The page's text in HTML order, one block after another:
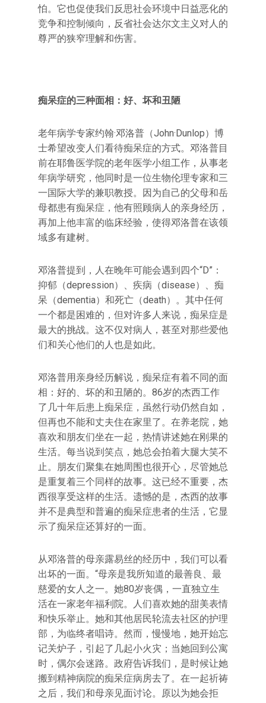
怕。它也促使我们反思社会环境中日益恶化的
竞争和控制倾向，反省社会达尔文主义对人的
尊严的狭窄理解和伤害。
痴呆症的三种面相：好、坏和丑陋
老年病学专家约翰·邓洛普（John·Dunlop）博
士希望改变人们看待痴呆症的方式。邓洛普目
前在耶鲁医学院的老年医学小组工作，从事老
年病学研究，他同时是一位生物伦理专家和三
一国际大学的兼职教授。因为自己的父母和岳
母都患有痴呆症，他有照顾病人的亲身经历，
再加上他丰富的临床经验，使得邓洛普在该领
域多有建树。
邓洛普提到，人在晚年可能会遇到四个“D”：
抑郁（depression）、疾病（disease）、痴
呆（dementia）和死亡（death）。其中任何
一个都是困难的，但对许多人来说，痴呆症是
最大的挑战。这不仅对病人，甚至对那些爱他
们和关心他们的人也是如此。
邓洛普用亲身经历解说，痴呆症有着不同的面
相：好的、坏的和丑陋的。86岁的杰西工作
了几十年后患上痴呆症，虽然行动仍然自如，
但再也不能和丈夫住在家里了。在养老院，她
喜欢和朋友们坐在一起，热情讲述她在刚果的
生活。每当说到笑点，她总会拍着大腿大笑不
止。朋友们聚集在她周围也很开心，尽管她总
是重复着三个同样的故事。这已经不重要，杰
西很享受这样的生活。遗憾的是，杰西的故事
并不是典型和普遍的痴呆症患者的生活，它显
示了痴呆症还算好的一面。
从邓洛普的母亲露易丝的经历中，我们可以看
出坏的一面。“母亲是我所知道的最善良、最
慈爱的女人之一。她80岁丧偶，一直独立生
活在一家老年福利院。人们喜欢她的甜美表情
和快乐举止。她和其他居民轮流去社区的护理
部，为临终者唱诗。然而，慢慢地，她开始忘
记关炉子，引起了几起小火灾；当她回到公寓
时，偶尔会迷路。政府告诉我们，是时候让她
搬到精神病院的痴呆症病房去了。在一起祈祷
之后，我们和母亲见面讨论。原以为她会拒